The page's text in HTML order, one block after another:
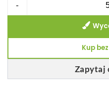
:
o
d
2
5
-
Star koszulka
z
rękawem
Zapytaj
Kup